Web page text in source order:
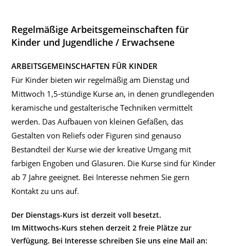
Regelmäßige Arbeitsgemeinschaften für
Kinder und Jugendliche / Erwachsene
ARBEITSGEMEINSCHAFTEN FÜR KINDER
Für Kinder bieten wir regelmäßig am Dienstag und
Mittwoch 1,5-stündige Kurse an, in denen grundlegenden
keramische und gestalterische Techniken vermittelt
werden. Das Aufbauen von kleinen Gefäßen, das
Gestalten von Reliefs oder Figuren sind genauso
Bestandteil der Kurse wie der kreative Umgang mit
farbigen Engoben und Glasuren. Die Kurse sind für Kinder
ab 7 Jahre geeignet. Bei Interesse nehmen Sie gern
Kontakt zu uns auf.
Der Dienstags-Kurs ist derzeit voll besetzt.
Im Mittwochs-Kurs stehen derzeit 2 freie Plätze zur
Verfügung. Bei Interesse schreiben Sie uns eine Mail an: